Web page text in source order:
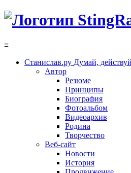
≡
Станислав.ру Думай,
Автор
Резюме
Принципы
Биография
Фотоальбом
Видеоархив
Родина
Творчество
Веб-сайт
Новости
История